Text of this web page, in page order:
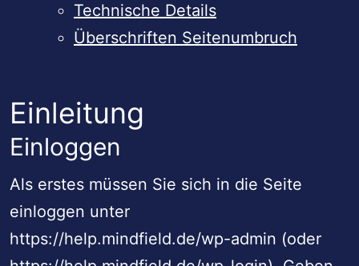
Technische Details
Überschriften Seitenumbruch
Einleitung
Einloggen
Als erstes müssen Sie sich in die Seite
einloggen unter
https://help.mindfield.de/wp-admin (oder